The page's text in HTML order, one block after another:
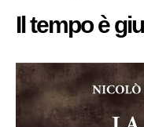
Il tempo è